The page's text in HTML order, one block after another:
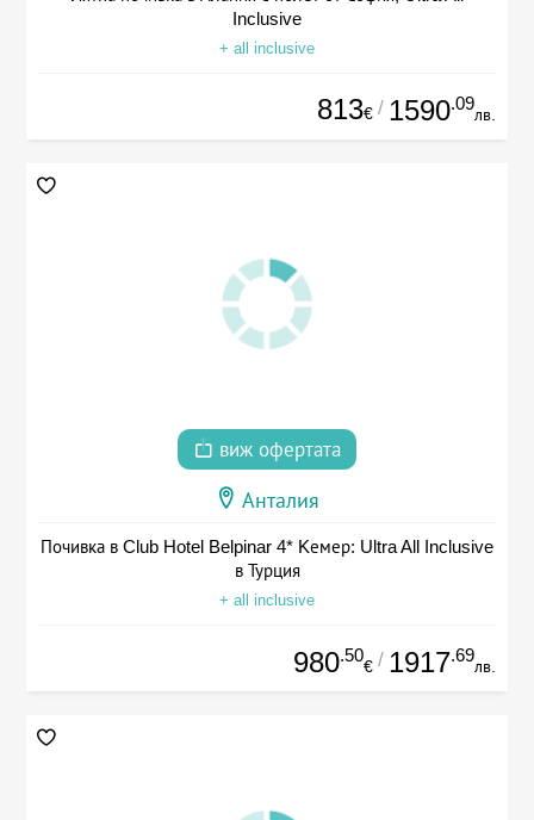
Inclusive
+ all inclusive
813€ / 1590.09
лв.
виж офертата
Анталия
Почивка в Club Hotel Belpinar 4* Kемер: Ultra All Inclusive
в Турция
+ all inclusive
980.50
€ / 1917.69
лв.